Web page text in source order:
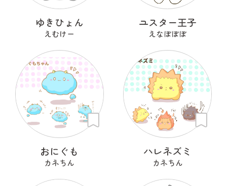
ゆきひょん
えむけー
ユスター王子
えなぼぼぼ
おにぐも
カネちん
ハレネズミ
カネちん